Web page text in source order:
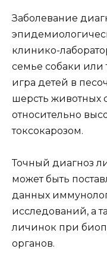
Заболевание
клинико-
семье собаки или
игра детей в
шерсть животных
относительно
токсокарозом.
Точный диагноз
может быть
данных
исследований, а
личинок при
органов.